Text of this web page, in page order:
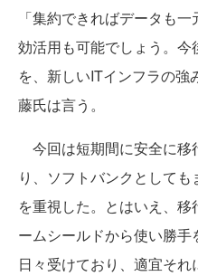
「集約できればデータも
効活用も可能でしょう。
を、新しいITインフラの
藤氏は言う。
今回は短期間に安全に移
り、ソフトバンクとして
を重視した。とはいえ、
ームシールドから使い勝
日々受けており、適宜それ